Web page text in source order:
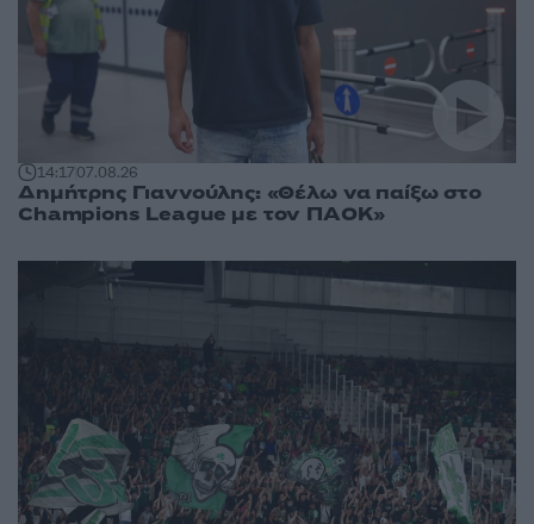
14:1707.08.26
Δημήτρης Γιαννούλης: «Θέλω να παίξω στο
Champions League με τον ΠΑΟΚ»